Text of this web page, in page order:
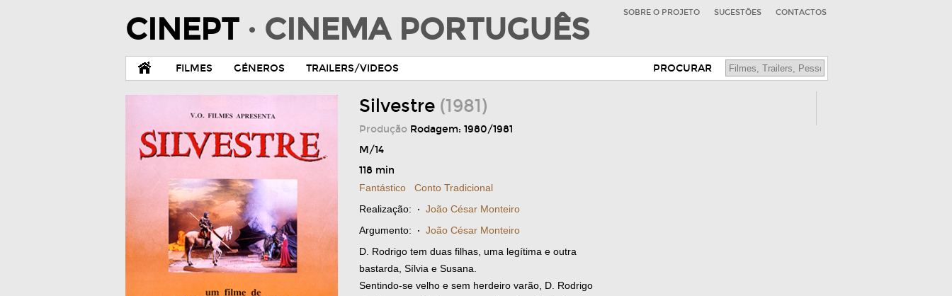
CINEPT · CINEMA PORTUGUÊS SOBRE O PROJETO SUGESTÕES CONTACTOS
FILMES GÉNEROS TRAILERS/VIDEOS PROCURAR
Silvestre (1981)
Produção Rodagem: 1980/1981
M/14
118 min
Fantástico
Conto Tradicional
Realização: · João César Monteiro
Argumento: · João César Monteiro
D. Rodrigo tem duas filhas, uma legítima e outra
bastarda, Sílvia e Susana.
Sentindo-se velho e sem herdeiro varão, D. Rodrigo